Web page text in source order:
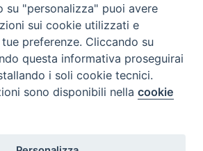
5 6 7 8
9
12 13 14 15
19 21
26 27 28 29 30
su "personalizza" puoi avere
sui cookie utilizzati e
preferenze. Cliccando su
questa informativa proseguirai
i soli cookie tecnici.
sono disponibili nellacookie